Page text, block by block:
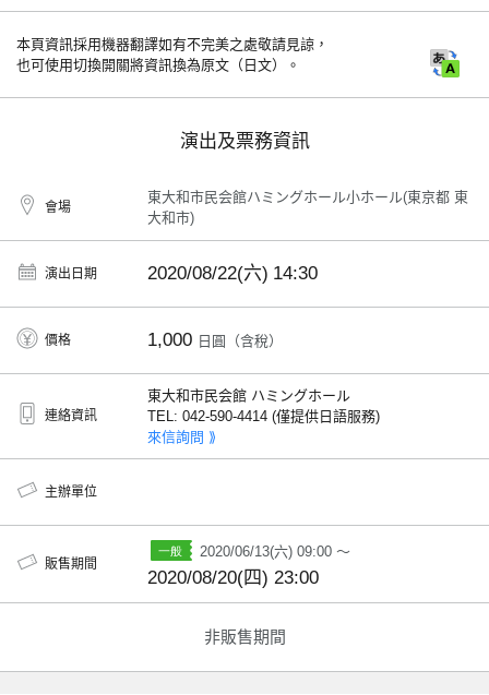
本頁資訊採用機器翻譯如有不完美之處敬請見諒，
也可使用切換開關將資訊換為原文（日文）。
演出及票務資訊
會場
東大和市民会館ハミングホール小ホール(東京都 東
大和市)
演出日期 2020/08/22(六) 14:30
價格 1,000 日圓（含稅）
連絡資訊
東大和市民会館 ハミングホール
TEL: 042-590-4414 (僅提供日語服務)
來信詢問 ⟫
主辦單位
販售期間
2020/06/13(六) 09:00 ～
2020/08/20(四) 23:00
非販售期間